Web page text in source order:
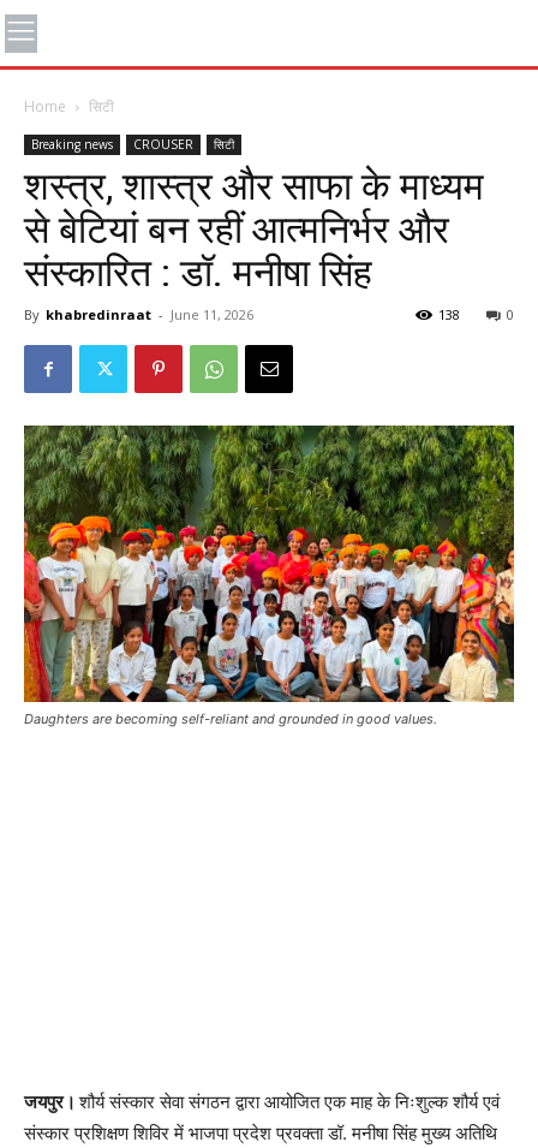
Home सिटी
Breaking news CROUSER सिटी
शस्त्र, शास्त्र और साफा के माध्यम
से बेटियां बन रहीं आत्मनिर्भर और
संस्कारित : डॉ. मनीषा सिंह
By khabredinraat - June 11, 2026 0
138
Daughters are becoming self-reliant and grounded in good values.
जयपुर।शौर्य संस्कार सेवा संगठन द्वारा आयोजित एक माह के निःशुल्क शौर्य एवं
संस्कार प्रशिक्षण शिविर में भाजपा प्रदेश प्रवक्ता डॉ. मनीषा सिंह मुख्य अतिथि